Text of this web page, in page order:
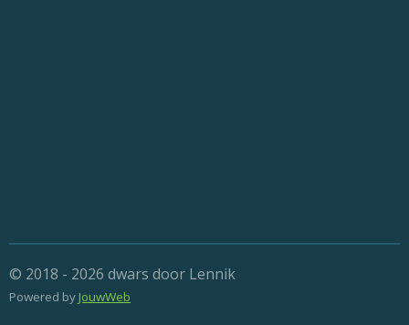
© 2018 - 2026 dwars door Lennik
Powered by JouwWeb